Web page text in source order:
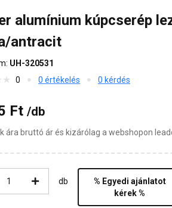
alumínium kúpcserép
antracit
UH-320531
0
0 értékelés 0 kérdés
Ft /db
ára bruttó ár és kizárólag a webshopon
db
% Egyedi ajánlatot
kérek %